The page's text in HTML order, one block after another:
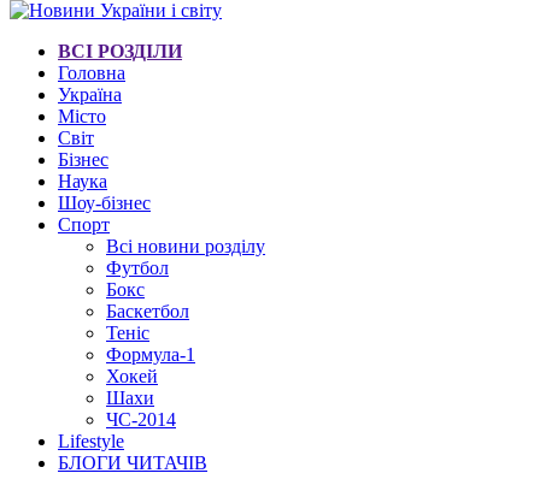
ВСІ РОЗДІЛИ
Головна
Україна
Місто
Світ
Бізнес
Наука
Шоу-бізнес
Спорт
Всі новини розділу
Футбол
Бокс
Баскетбол
Теніс
Формула-1
Хокей
Шахи
ЧС-2014
Lifestyle
БЛОГИ ЧИТАЧІВ